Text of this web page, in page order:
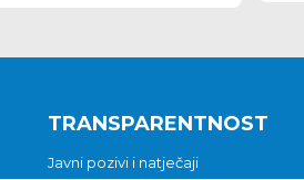
TRANSPARENTNOST
Javni pozivi i natječaji